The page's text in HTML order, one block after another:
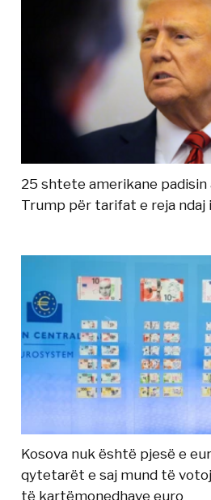
25 shtete amerikane
Trump për tarifat e reja
Kosova nuk është pjesë e
qytetarët e saj mund të
të kartëmonedhave euro